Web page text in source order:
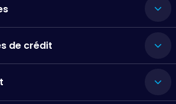
de crédit